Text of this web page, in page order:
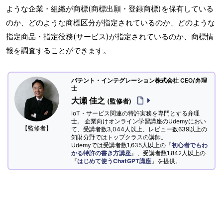
ような企業・組織が商標(商標出願・登録商標)を保有している
のか、どのような商標区分が指定されているのか、どのような
指定商品・指定役務(サービス)が指定されているのか、商標情
報を調査することができます。
【監修者】
パテント・インテグレーション株式会社 CEO/弁理
士
大瀬 佳之 (監修者)
IoT・サービス関連の特許実務を専門とする弁理
士。 企業向けオンライン学習講座のUdemyにおい
て、受講者数3,044人以上、レビュー数639以上の
知財分野ではトップクラスの講師。
Udemyでは受講者数1,635人以上の『初心者でもわ
かる特許の書き方講座 』、受講者数1,842人以上の
『はじめて使うChatGPT講座 』を提供。